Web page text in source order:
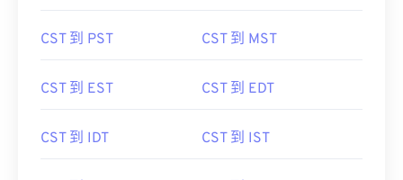
CST 到 PST CST 到 MST
CST 到 EST CST 到 EDT
CST 到 IDT CST 到 IST